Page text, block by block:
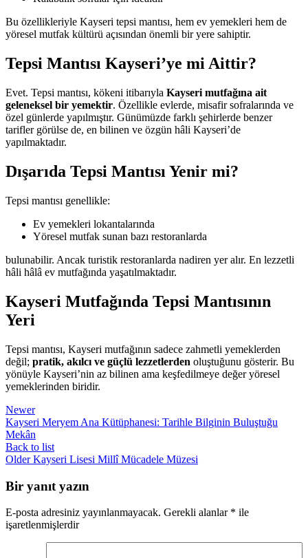
Bu özellikleriyle Kayseri tepsi mantısı, hem ev yemekleri hem de
yöresel mutfak kültürü açısından önemli bir yere sahiptir.
Tepsi Mantısı Kayseri’ye mi Aittir?
Evet. Tepsi mantısı, kökeni itibarıyla Kayseri mutfağına ait
geleneksel bir yemektir. Özellikle evlerde, misafir sofralarında ve
özel günlerde yapılmıştır. Günümüzde farklı şehirlerde benzer
tarifler görülse de, en bilinen ve özgün hâli Kayseri’de
yapılmaktadır.
Dışarıda Tepsi Mantısı Yenir mi?
Tepsi mantısı genellikle:
Ev yemekleri lokantalarında
Yöresel mutfak sunan bazı restoranlarda
bulunabilir. Ancak turistik restoranlarda nadiren yer alır. En lezzetli
hâli hâlâ ev mutfağında yaşatılmaktadır.
Kayseri Mutfağında Tepsi Mantısının
Yeri
Tepsi mantısı, Kayseri mutfağının sadece zahmetli yemeklerden
değil; pratik, akılcı ve güçlü lezzetlerden oluştuğunu gösterir. Bu
yönüyle Kayseri’nin az bilinen ama keşfedilmeye değer yöresel
yemeklerinden biridir.
Newer
Kayseri Meryem Ana Kütüphanesi: Tarihle Bilginin Buluştuğu
Mekân
Back to list
Older Kayseri Lisesi Millî Mücadele Müzesi
Bir yanıt yazın
E-posta adresiniz yayınlanmayacak. Gerekli alanlar * ile
işaretlenmişlerdir